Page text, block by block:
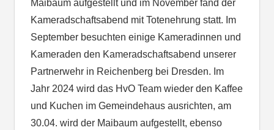
Maibaum aufgestellt und im November fand der
Kameradschaftsabend mit Totenehrung statt. Im
September besuchten einige Kameradinnen und
Kameraden den Kameradschaftsabend unserer
Partnerwehr in Reichenberg bei Dresden. Im
Jahr 2024 wird das HvO Team wieder den Kaffee
und Kuchen im Gemeindehaus ausrichten, am
30.04. wird der Maibaum aufgestellt, ebenso